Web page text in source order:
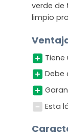
verde de
limpio
Tiene
Debe
Esta